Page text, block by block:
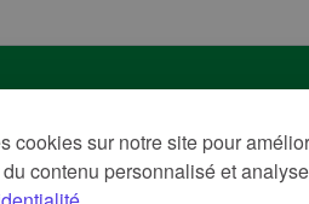
cookies sur notre site pour
contenu personnalisé et
d'utilisation
légales